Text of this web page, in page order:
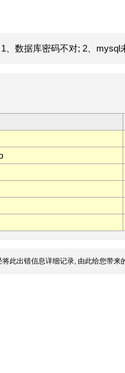
数据库密码不对; 2、mysql
此出错信息详细记录, 由此给您带来